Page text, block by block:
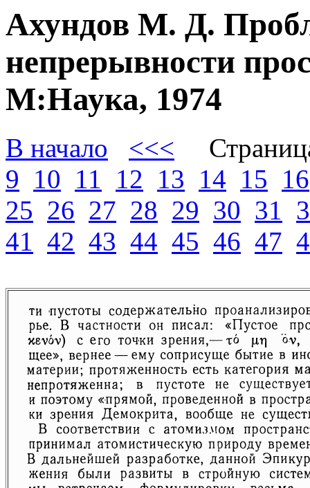
Ахундов М. Д.
непрерывности
М:Наука, 1974
В начало <<<
9 10 11 12 13 14 15 16
25 26 27 28 29 30 31
41 42 43 44 45 46 47